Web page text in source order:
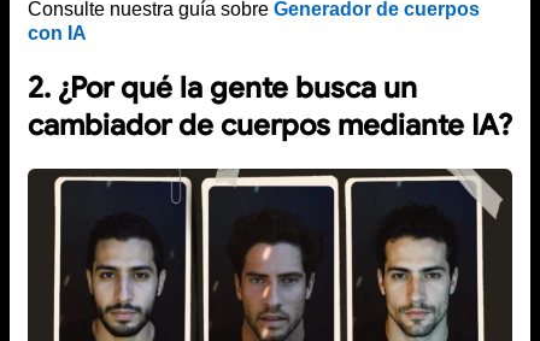
Consulte nuestra guía sobre Generador de cuerpos
con IA
2. ¿Por qué la gente busca un
cambiador de cuerpos mediante IA?